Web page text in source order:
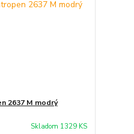
2637 M modrý
Skladom 1329 KS